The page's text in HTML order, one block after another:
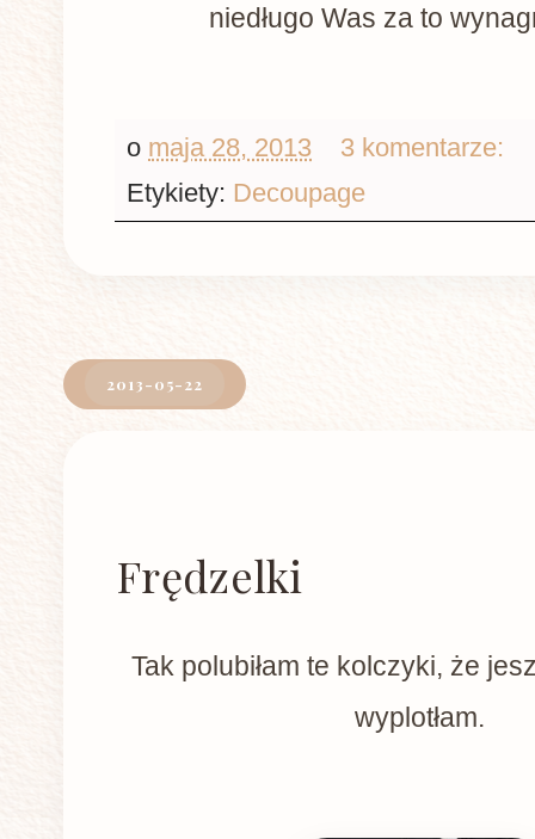
niedługo Was za to
o maja 28, 2013
3 komentarze:
Etykiety: Decoupage
2013-05-22
Frędzelki
Tak polubiłam te kolczyki, że
wyplotłam.